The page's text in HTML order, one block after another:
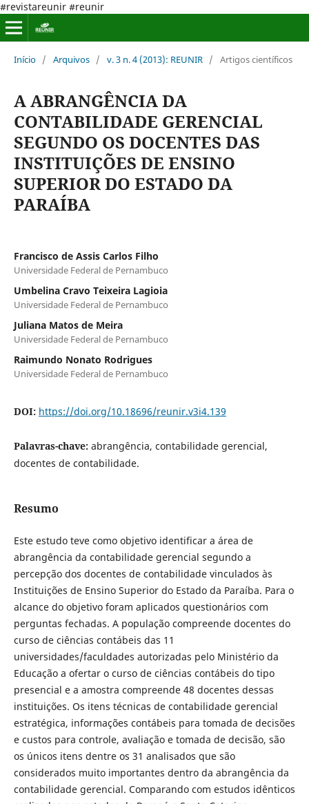
#revistareunir #reunir
Início / Arquivos / v. 3 n. 4 (2013): REUNIR / Artigos científicos
A ABRANGÊNCIA DA
CONTABILIDADE GERENCIAL
SEGUNDO OS DOCENTES DAS
INSTITUIÇÕES DE ENSINO
SUPERIOR DO ESTADO DA
PARAÍBA
Francisco de Assis Carlos Filho
Universidade Federal de Pernambuco
Umbelina Cravo Teixeira Lagioia
Universidade Federal de Pernambuco
Juliana Matos de Meira
Universidade Federal de Pernambuco
Raimundo Nonato Rodrigues
Universidade Federal de Pernambuco
DOI: https://doi.org/10.18696/reunir.v3i4.139
Palavras-chave: abrangência, contabilidade gerencial,
docentes de contabilidade.
Resumo
Este estudo teve como objetivo identificar a área de
abrangência da contabilidade gerencial segundo a
percepção dos docentes de contabilidade vinculados às
Instituições de Ensino Superior do Estado da Paraíba. Para o
alcance do objetivo foram aplicados questionários com
perguntas fechadas. A população compreende docentes do
curso de ciências contábeis das 11
universidades/faculdades autorizadas pelo Ministério da
Educação a ofertar o curso de ciências contábeis do tipo
presencial e a amostra compreende 48 docentes dessas
instituições. Os itens técnicas de contabilidade gerencial
estratégica, informações contábeis para tomada de decisões
e custos para controle, avaliação e tomada de decisão, são
os únicos itens dentre os 31 analisados que são
considerados muito importantes dentro da abrangência da
contabilidade gerencial. Comparando com estudos idênticos